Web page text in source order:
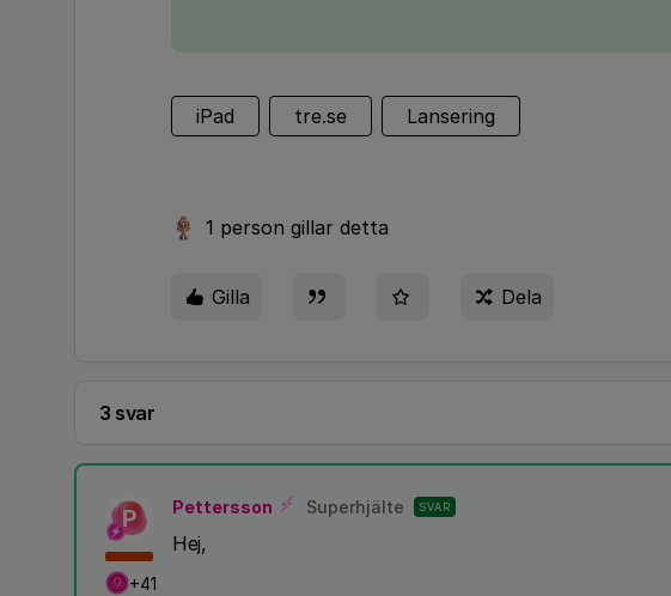
iPad tre.se Lansering
1 person gillar detta
Gilla Dela
3 svar
P
+41
Pettersson Superhjälte SVAR
Hej,